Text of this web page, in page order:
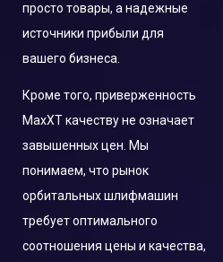
просто товары, а надежные
источники прибыли для
вашего бизнеса.
Кроме того, приверженность
MaxXT качеству не означает
завышенных цен. Мы
понимаем, что рынок
орбитальных шлифмашин
требует оптимального
соотношения цены и качества,